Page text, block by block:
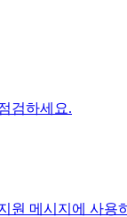
검하세요.
원 메시지에 사용